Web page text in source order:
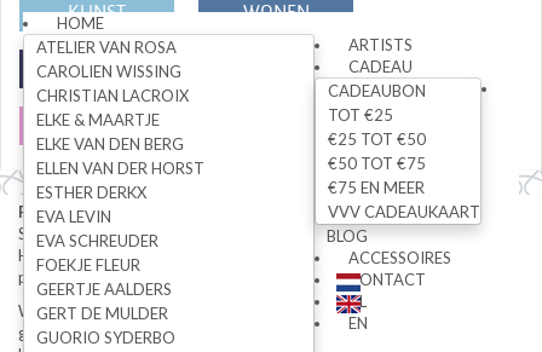
HOME
ARTISTS
ATELIER VAN ROSA
CAROLIEN WISSING
CHRISTIAN LACROIX
ELKE & MAARTJE
ELKE VAN DEN BERG
ELLEN VAN DER HORST
ESTHER DERKX
EVA LEVIN
EVA SCHREUDER
FOEKJE FLEUR
GEERTJE AALDERS
GERT DE MULDER
GUORIO SYDERBO
CADEAU
CADEAUBON
TOT €25
€25 TOT €50
€50 TOT €75
€75 EN MEER
VVV CADEAUKAART
BLOG
ACCESSOIRES
CONTACT
NL
EN
KUNST WONEN
MODE
SALE
Privacy Statement
Studiodewinkel.nl neemt de privacy van haar klanten uiterst serieus.
Hieronder een uitleg over het mogelijke gebruik van uw
persoonsgegevens.
Wanneer u een bestelling plaatst bij Studiodewinkel.nl, zal u worden
gevraagd de hiervoor benodigde gegevens aan ons te verstrekken. In